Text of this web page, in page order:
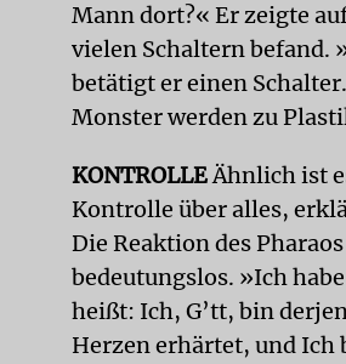
Mann dort?« Er zeigte
vielen Schaltern befand.
betätigt er einen
Monster werden zu
KONTROLLEÄhnlich ist
Kontrolle über alles,
Die Reaktion des
bedeutungslos. »Ich
heißt: Ich, G’tt, bin
Herzen erhärtet, und Ich